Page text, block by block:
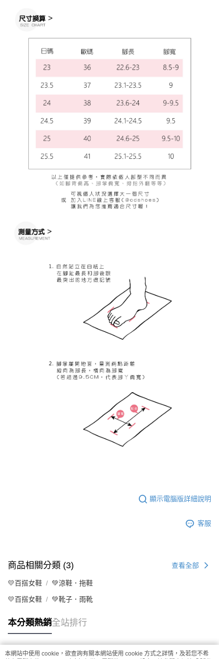
顯示電腦版詳細說明
客服
商品相關分類 (3) 查看全部
💛百搭女鞋 💚涼鞋．拖鞋
💛百搭女鞋 💚靴子．雨靴
本分類熱銷全站排行
本網站中使用 cookie，欲查詢有關本網站使用 cookie 方式之詳情，及若您不希